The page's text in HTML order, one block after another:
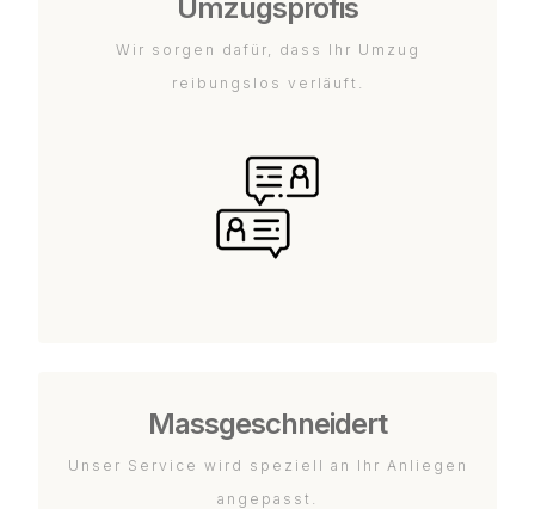
Umzugsprofis
Wir sorgen dafür, dass Ihr Umzug
reibungslos verläuft.
Massgeschneidert
Unser Service wird speziell an Ihr Anliegen
angepasst.